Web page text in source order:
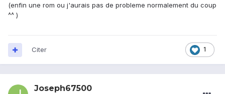
(enfin une rom ou j'aurais pas de probleme normalement du coup
^^ )
1
Citer
Joseph67500